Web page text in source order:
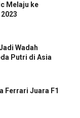
Melaju ke
Wadah
Putri di Asia
Ferrari Juara F1